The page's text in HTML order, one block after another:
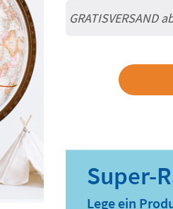
GRATISVERSAND
Lege ein